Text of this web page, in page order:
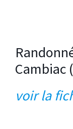
Cambiac
voir la